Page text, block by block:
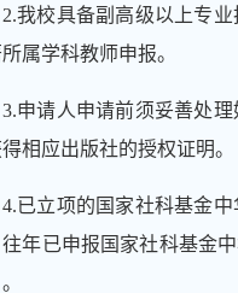
2.我校具备副高级以上专
属学科教师申报。
3.申请人申请前须妥善处
相应出版社的授权证明。
4.已立项的国家社科基金
年已申报国家社科基金